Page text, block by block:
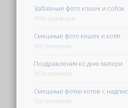
Забавные фото кошек и собак
47.9k просмотров
Смешные фото кошек и котят
43k просмотров
Поздравления ко дню матери
35.2k просмотра
Смешные фотки котов с
35k просмотров